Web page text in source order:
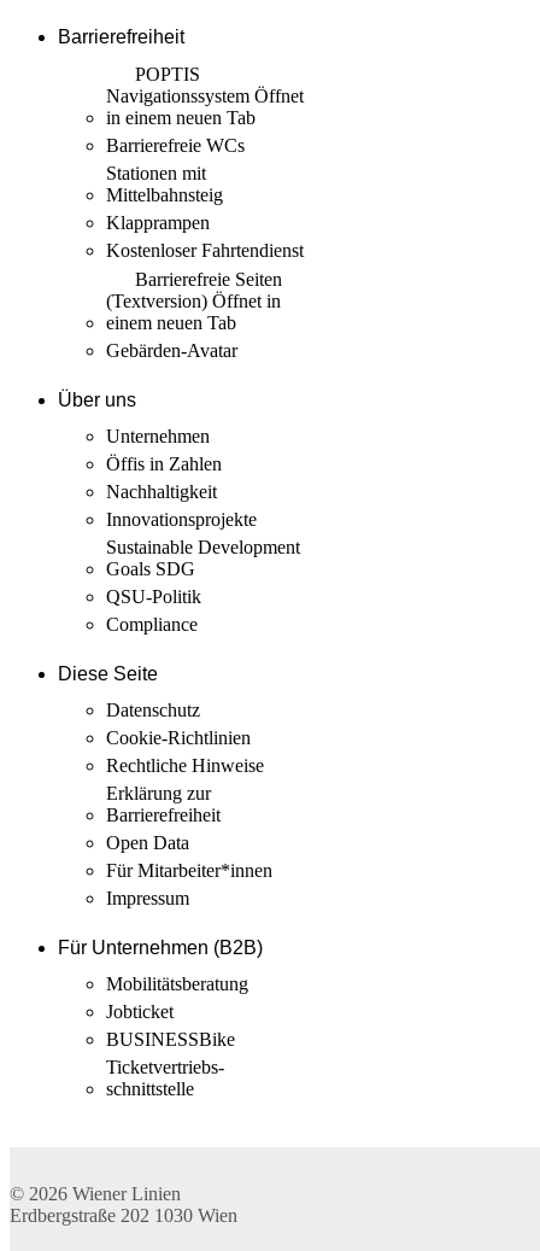
Barrierefreiheit
POPTIS
Navigationssystem Öffnet
in einem neuen Tab
Barrierefreie WCs
Stationen mit
Mittelbahnsteig
Klapprampen
Kostenloser Fahrtendienst
Barrierefreie Seiten
(Textversion) Öffnet in
einem neuen Tab
Gebärden-Avatar
Über uns
Unternehmen
Öffis in Zahlen
Nachhaltigkeit
Innovations­projekte
Sustainable Development
Goals SDG
QSU-Politik
Compliance
Diese Seite
Datenschutz
Cookie-Richtlinien
Rechtliche Hinweise
Erklärung zur
Barrierefreiheit
Open Data
Für Mitarbeiter­*innen
Impressum
Für Unternehmen (B2B)
Mobilitäts­beratung
Jobticket
BUSINESSBike
Ticketvertriebs­
schnittstelle
© 2026 Wiener Linien
Erdbergstraße 202 1030 Wien